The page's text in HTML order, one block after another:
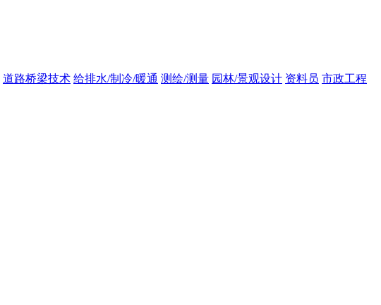
道路桥梁技术 给排水/制冷/暖通 测绘/测量 园林/景观设计 资料员 市政工程